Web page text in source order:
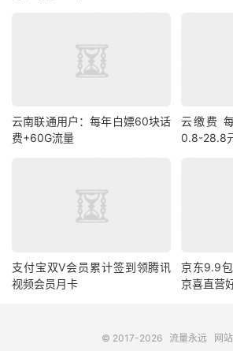
云南联通用户：每年白嫖60块话
费+60G流量
云缴费
0.8-28.8
支付宝双V会员累计签到领腾讯
视频会员月卡
京东9.9
京喜直营
© 2017-2026 流量永远
网